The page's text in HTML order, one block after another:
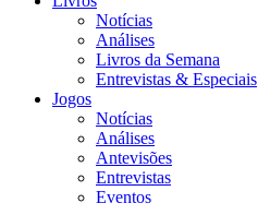
Notícias
Análises
Livros da Semana
Entrevistas & Especiais
Jogos
Notícias
Análises
Antevisões
Entrevistas
Eventos